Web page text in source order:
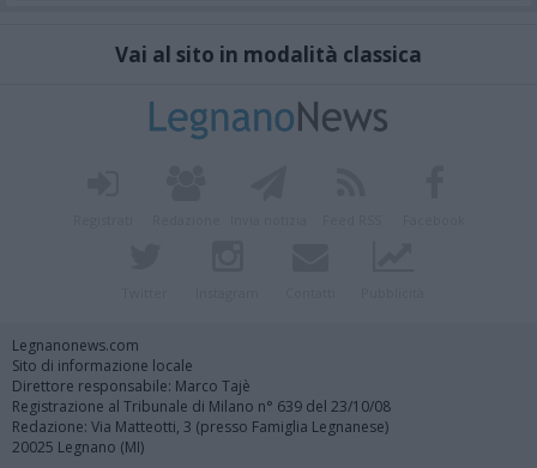
Vai al sito in modalità classica
Legnanonews.com
Sito di informazione locale
Direttore responsabile: Marco Tajè
Registrazione al Tribunale di Milano n° 639 del 23/10/08
Redazione: Via Matteotti, 3 (presso Famiglia Legnanese)
20025 Legnano (MI)